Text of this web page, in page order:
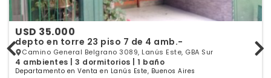
USD 35.000
depto en torre 23 piso 7 de 4 amb.-
Camino General Belgrano 3089, Lanús Este, GBA Sur
4 ambientes | 3 dormitorios | 1 baño
Departamento en Venta en Lanús Este, Buenos Aires